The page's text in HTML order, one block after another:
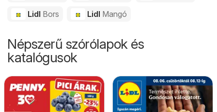
Lidl Bors Lidl Mangó
Népszerű szórólapok és
katalógusok